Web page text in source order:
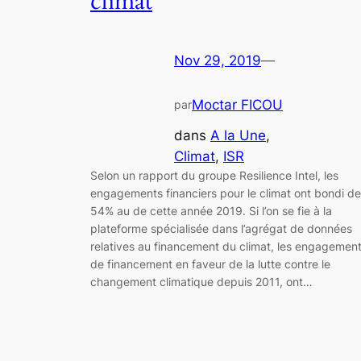
Nov 29, 2019—
parMoctar FICOU
dans A la Une
Climat, ISR
Selon un rapport du groupe Resilience Intel, les
engagements financiers pour le climat ont bondi de
54% au de cette année 2019. Si l’on se fie à la
plateforme spécialisée dans l’agrégat de données
relatives au financement du climat, les
de financement en faveur de la lutte contre le
changement climatique depuis 2011, ont…